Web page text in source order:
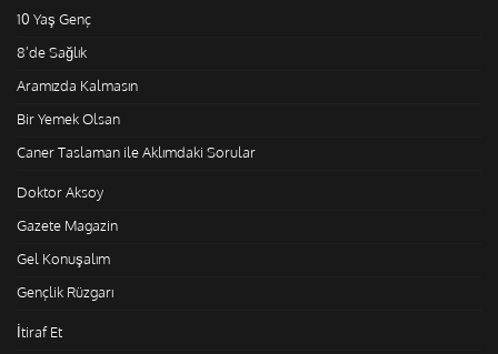
10 Yaş Genç
8'de Sağlık
Aramızda Kalmasın
Bir Yemek Olsan
Caner Taslaman ile Aklımdaki Sorular
Doktor Aksoy
Gazete Magazin
Gel Konuşalım
Gençlik Rüzgarı
İtiraf Et